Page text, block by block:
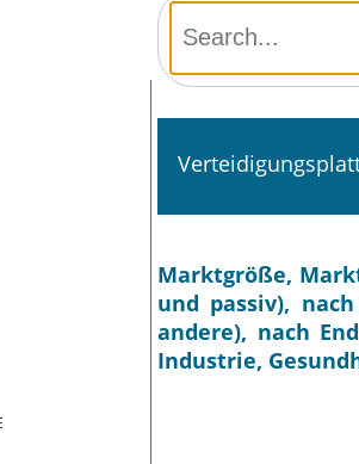
Marktgröße,
und passiv), nach
andere), nach
Industrie,